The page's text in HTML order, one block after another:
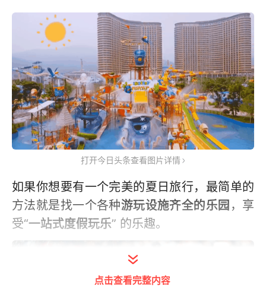
打开今日头条查看图片详情
如果你想要有一个完美的夏日旅行，最简单的
方法就是找一个各种游玩设施齐全的乐园 ，享
受“一站式度假玩乐” 的乐趣。
点击查看完整内容